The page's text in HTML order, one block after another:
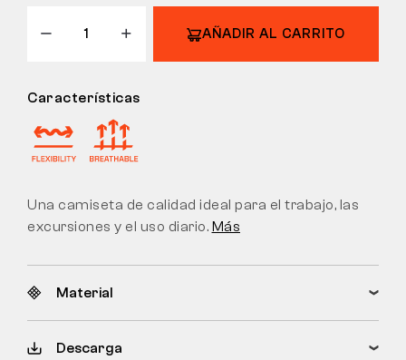
AÑADIR AL CARRITO
Características
Una camiseta de calidad ideal para el trabajo, las
excursiones y el uso diario. Más
Material
Descarga